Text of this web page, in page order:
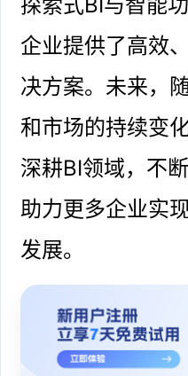
企业提供了高效
决方案。未来，
和市场的持续变
深耕BI领域，不
助力更多企业实
发展。